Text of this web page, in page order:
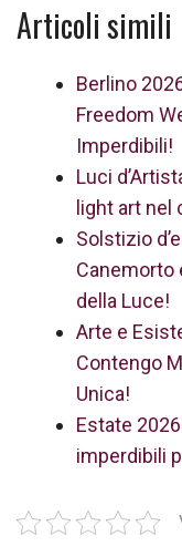
Articoli simili
Berlino
Freedom
Imperdibili!
Luci
light art
Solstizio
Canemorto
della Luce!
Arte e
Contengo
Unica!
Estate
imperdibili